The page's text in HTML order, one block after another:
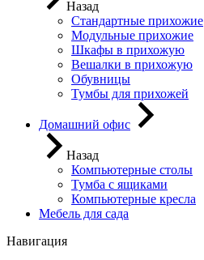
Назад
Стандартные прихожие
Модульные прихожие
Шкафы в прихожую
Вешалки в прихожую
Обувницы
Тумбы для прихожей
Домашний офис
Назад
Компьютерные столы
Тумба с ящиками
Компьютерные кресла
Мебель для сада
Навигация